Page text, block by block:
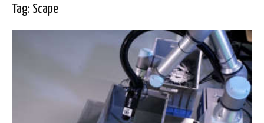
Tag: Scape